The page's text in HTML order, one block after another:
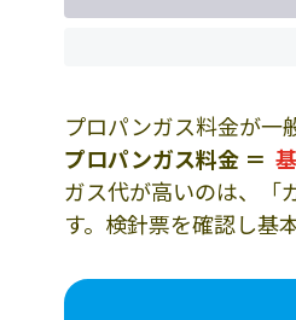
プロパンガス料金が一
プロパンガス料金 ＝
ガス代が高いのは、「
す。検針票を確認し基